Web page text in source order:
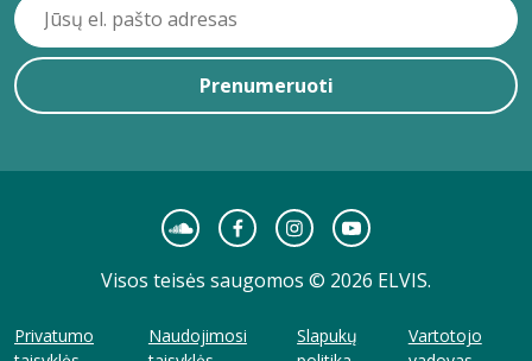
Prenumeruoti
Visos teisės saugomos © 2026 ELVIS.
Privatumo
Naudojimosi
Slapukų
Vartotojo